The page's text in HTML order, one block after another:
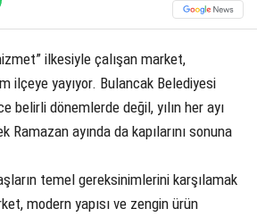
ilkesiyle çalışan market,
ilçeye yayıyor. Bulancak Belediyesi
belirli dönemlerde değil, yılın her ayı
Ramazan ayında da kapılarını sonuna
temel gereksinimlerini karşılamak
modern yapısı ve zengin ürün